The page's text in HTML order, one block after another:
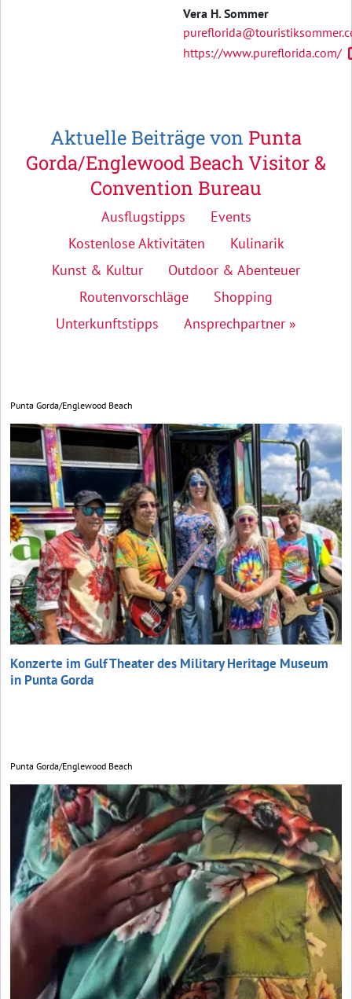
Vera H. Sommer
https://www.pureflorida.com/
Aktuelle Beiträge von Punta
Gorda/Englewood Beach Visitor &
Convention Bureau
Ausflugstipps
Events
Kostenlose Aktivitäten
Kulinarik
Kunst & Kultur
Outdoor & Abenteuer
Routenvorschläge
Shopping
Unterkunftstipps
Ansprechpartner »
Punta Gorda/Englewood Beach
Konzerte im Gulf Theater des Military Heritage Museum
in Punta Gorda
Punta Gorda/Englewood Beach